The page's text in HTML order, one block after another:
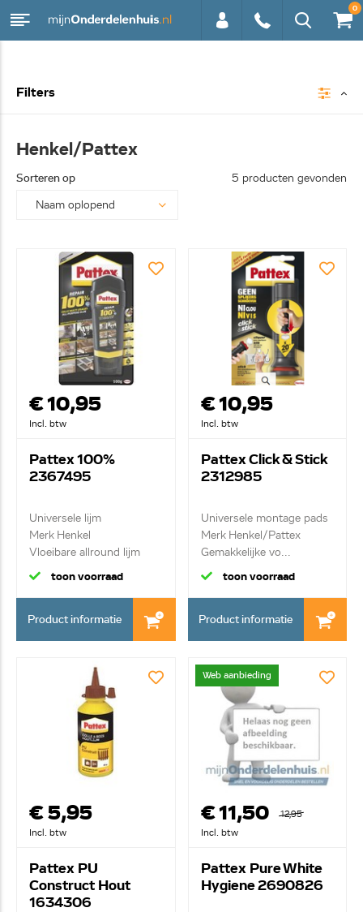
0
Filters
Henkel/Pattex
Sorteren op 5 producten gevonden
€ 10,95
Incl. btw
Pattex 100%
2367495
Universele lijm
Merk Henkel
Vloeibare allround lijm
voor a...
toon voorraad
Product informatie
€ 10,95
Incl. btw
Pattex Click & Stick
2312985
Universele montage pads
Merk Henkel/Pattex
Gemakkelijke vo...
toon voorraad
Product informatie
€ 5,95
Incl. btw
Pattex PU
Construct Hout
1634306
Web aanbieding
€ 11,50
12,95
Incl. btw
Pattex Pure White
Hygiene 2690826